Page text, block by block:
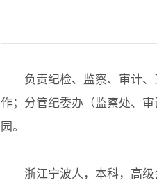
负责纪检、监察、审计
作；分管纪委办（监察处、
园。
浙江宁波人，本科，高